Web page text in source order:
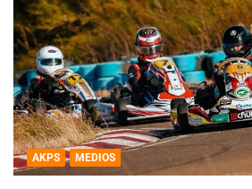
AKPS MEDIOS